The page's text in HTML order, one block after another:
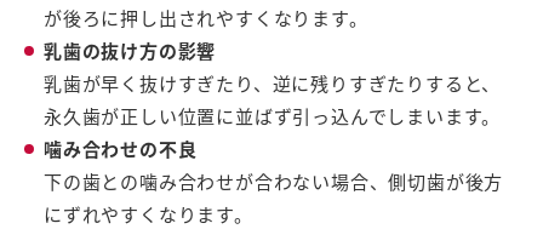
が後ろに押し出されやすくなります。
乳歯の抜け方の影響
乳歯が早く抜けすぎたり、逆に残りすぎたりすると、
永久歯が正しい位置に並ばず引っ込んでしまいます。
噛み合わせの不良
下の歯との噛み合わせが合わない場合、側切歯が後方
にずれやすくなります。